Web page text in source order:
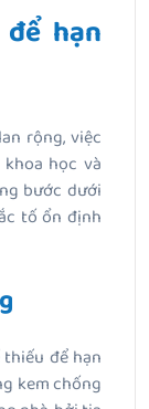
hạn
rộng, việc
học và
bước dưới
tố ổn định
thiếu để hạn
kem chống